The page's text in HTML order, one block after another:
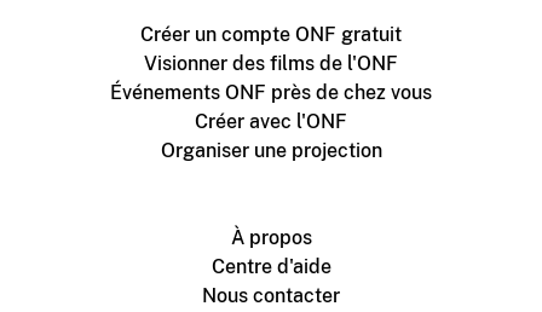
Créer un compte ONF gratuit
Visionner des films de l'ONF
Événements ONF près de chez vous
Créer avec l'ONF
Organiser une projection
À propos
Centre d'aide
Nous contacter